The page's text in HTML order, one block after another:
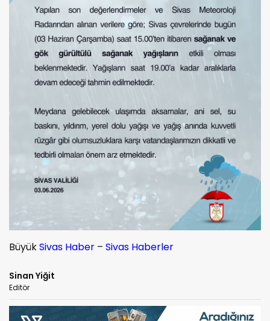
BüyükSivas Haber – Sivas Haberler
Sinan Yiğit
Editör